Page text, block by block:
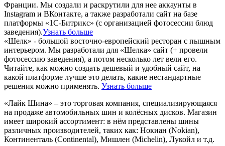
Франции. Мы создали и раскрутили для нее аккаунты в
Instagram и ВКонтакте, а также разработали сайт на базе
платформы «1С-Битрикс» (с организацией фотосессии блюд
заведения).Узнать больше
«Шелк» - большой восточно-европейский ресторан с пышным
интерьером. Мы разработали для «Шелка» сайт (+ провели
фотосессию заведения), а потом несколько лет вели его.
Читайте, как можно создать дешевый и удобный сайт, на
какой платформе лучше это делать, какие нестандартные
решения можно применять. Узнать больше
«Лайк Шина» – это торговая компания, специализирующаяся
на продаже автомобильных шин и колёсных дисков. Магазин
имеет широкий ассортимент: в нём представлены шины
различных производителей, таких как: Нокиан (Nokian),
Континенталь (Continental), Мишлен (Michelin), Лукойл и т.д.